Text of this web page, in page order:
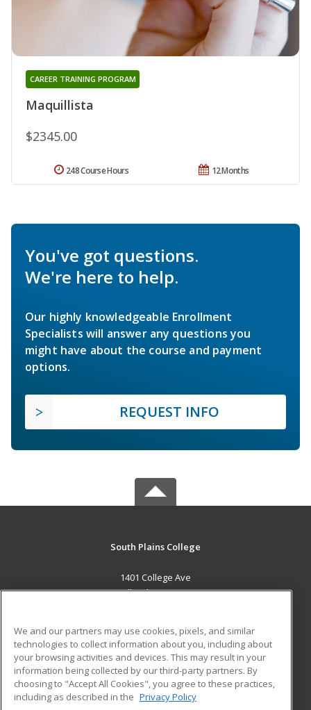
Maquillista
CAREER TRAINING PROGRAM
$2345.00
12 Months
248 Course Hours
You've got questions.
We're here to help.
Our highly knowledgeable Enrollment
Specialists will answer any questions you
might have about the course and payment
options.
REQUEST INFO
South Plains College
1401 College Ave
Levelland, TX 79336 US
Career Training
ADDITIONAL RESOURCES
Financial Assistance
Help
Student Blog
We and our partners may use cookies, pixels, and similar
technologies to collect information about you, including about
your browsing activities and devices. This may result in your
information being collected by our third-party partners. By
choosing to "Accept All Cookies", you agree to these practices,
including as described in the Privacy Policy